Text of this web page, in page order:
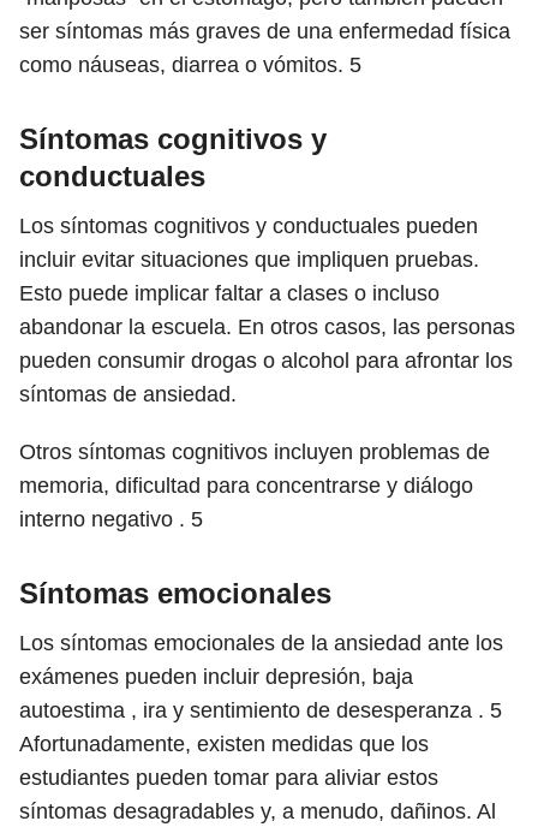
ser síntomas más graves de una enfermedad física
como náuseas, diarrea o vómitos. 5
Síntomas cognitivos y
conductuales
Los síntomas cognitivos y conductuales pueden
incluir evitar situaciones que impliquen pruebas.
Esto puede implicar faltar a clases o incluso
abandonar la escuela. En otros casos, las personas
pueden consumir drogas o alcohol para afrontar los
síntomas de ansiedad.
Otros síntomas cognitivos incluyen problemas de
memoria, dificultad para concentrarse y diálogo
interno negativo . 5
Síntomas emocionales
Los síntomas emocionales de la ansiedad ante los
exámenes pueden incluir depresión, baja
autoestima , ira y sentimiento de desesperanza . 5
Afortunadamente, existen medidas que los
estudiantes pueden tomar para aliviar estos
síntomas desagradables y, a menudo, dañinos. Al